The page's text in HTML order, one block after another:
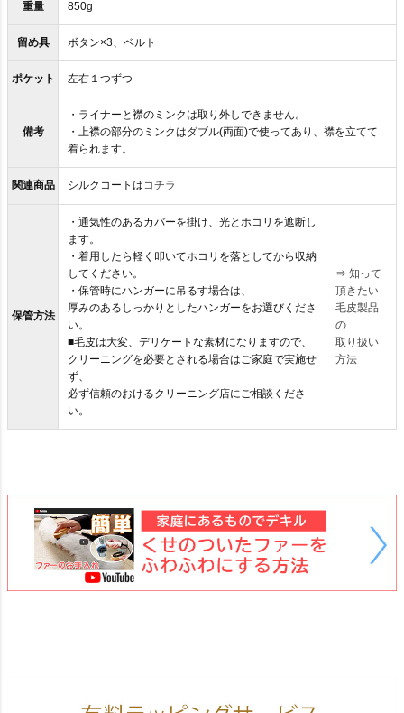
重量 850g
留め具 ボタン×3、ベルト
ポケット 左右１つずつ
備考
・ライナーと襟のミンクは取り外しできません。
・上襟の部分のミンクはダブル(両面)で使ってあり、襟を立てて
着られます。
関連商品 シルクコートはコチラ
保管方法
・通気性のあるカバーを掛け、光とホコリを遮断し
ます。
・着用したら軽く叩いてホコリを落としてから収納
してください。
・保管時にハンガーに吊るす場合は、
厚みのあるしっかりとしたハンガーをお選びくださ
い。
■毛皮は大変、デリケートな素材になりますので、
クリーニングを必要とされる場合はご家庭で実施せ
ず、
必ず信頼のおけるクリーニング店にご相談くださ
い。
⇒ 知って
頂きたい
毛皮製品
の
取り扱い
方法